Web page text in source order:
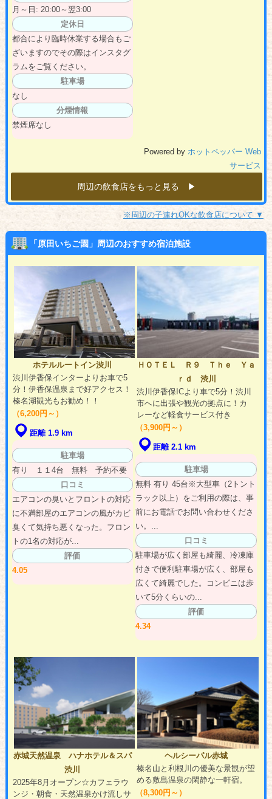
月～日: 20:00～翌3:00
定休日
都合により臨時休業する場合もご
ざいますのでその際はインスタグ
ラムをご覧ください。
駐車場
なし
分煙情報
禁煙席なし
Powered by ホットペッパー Web
サービス
周辺の飲食店をもっと見る ▶︎
※周辺の子連れOKな飲食店について ▼
「原田いちご園」周辺のおすすめ宿泊施設
ホテルルートイン渋川
渋川伊香保インターよりお車で5
分！伊香保温泉まで好アクセス！
榛名湖観光もお勧め！！
（6,200円～）
距離 1.9 km
駐車場
有り １１4台 無料 予約不要
口コミ
エアコンの臭いとフロントの対応
に不満部屋のエアコンの風がカビ
臭くて気持ち悪くなった。フロン
トの1名の対応が...
評価
4.05
ＨＯＴＥＬ Ｒ９ Ｔｈｅ Ｙａ
ｒｄ 渋川
渋川伊香保ICより車で5分！渋川
市へに出張や観光の拠点に！カ
レーなど軽食サービス付き
（3,900円～）
距離 2.1 km
駐車場
無料 有り 45台※大型車（2トント
ラック以上）をご利用の際は、事
前にお電話でお問い合わせくださ
い。...
口コミ
駐車場が広く部屋も綺麗、冷凍庫
付きで便利駐車場が広く、部屋も
広くて綺麗でした。コンビニは歩
いて5分くらいの...
評価
4.34
赤城天然温泉 ハナホテル＆スパ
渋川
2025年8月オープン☆カフェラウ
ンジ・朝食・天然温泉かけ流しサ
ヘルシーパル赤城
榛名山と利根川の優美な景観が望
める敷島温泉の閑静な一軒宿。
（8,300円～）